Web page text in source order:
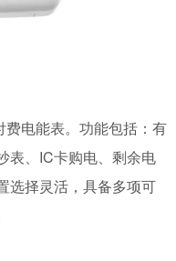
电能表。功能包括：有
表、IC卡购电、剩余电
选择灵活，具备多项可